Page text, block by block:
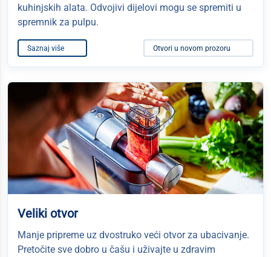
kuhinjskih alata. Odvojivi dijelovi mogu se spremiti u
spremnik za pulpu.
Saznaj više Otvori u novom prozoru
Veliki otvor
Manje pripreme uz dvostruko veći otvor za ubacivanje.
Pretočite sve dobro u čašu i uživajte u zdravim